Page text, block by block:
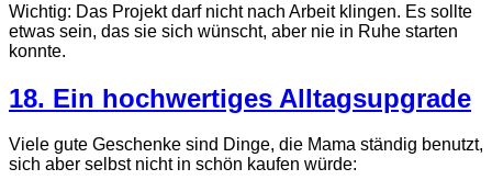
Wichtig: Das Projekt darf nicht nach Arbeit klingen. Es sollte
etwas sein, das sie sich wünscht, aber nie in Ruhe starten
konnte.
18. Ein hochwertiges Alltagsupgrade
Viele gute Geschenke sind Dinge, die Mama ständig benutzt,
sich aber selbst nicht in schön kaufen würde: